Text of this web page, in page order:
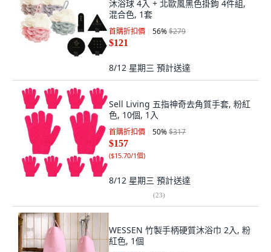
沐浴球 4入 + 北歐風黑色掛鉤 4件組,
混合色, 1套
首購折扣價 56%$279
$121
8/12 星期三 預計送達
Sell Living 五指神奇去角質手套, 粉紅
色, 10個, 1入
首購折扣價 50%$317
$157
($15.70/1個)
8/12 星期三 預計送達
(23)
WESSEN 竹製手柄硬質沐浴巾 2入, 粉
紅色, 1個